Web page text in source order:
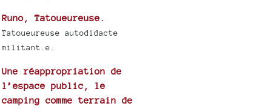
Runo, Tatoueureuse.
Tatoueureuse autodidacte
militant.e.
Une réappropriation de
l’espace public, le
camping comme terrain de